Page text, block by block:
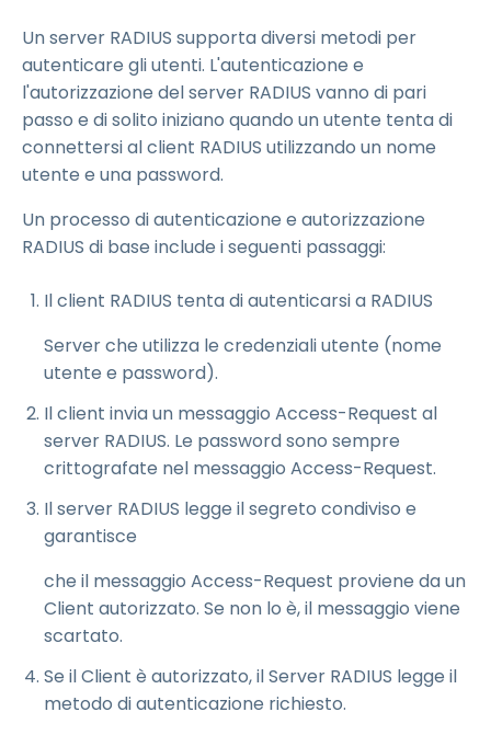
Un server RADIUS supporta diversi metodi per
autenticare gli utenti. L'autenticazione e
l'autorizzazione del server RADIUS vanno di pari
passo e di solito iniziano quando un utente tenta di
connettersi al client RADIUS utilizzando un nome
utente e una password.
Un processo di autenticazione e autorizzazione
RADIUS di base include i seguenti passaggi:
Il client RADIUS tenta di autenticarsi a RADIUS
Server che utilizza le credenziali utente (nome
utente e password).
Il client invia un messaggio Access-Request al
server RADIUS. Le password sono sempre
crittografate nel messaggio Access-Request.
Il server RADIUS legge il segreto condiviso e
garantisce
che il messaggio Access-Request proviene da un
Client autorizzato. Se non lo è, il messaggio viene
scartato.
Se il Client è autorizzato, il Server RADIUS legge il
metodo di autenticazione richiesto.